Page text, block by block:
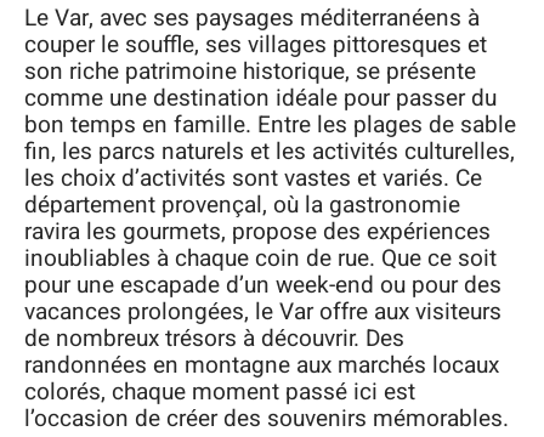
Le Var, avec ses paysages méditerranéens à
couper le souffle, ses villages pittoresques et
son riche patrimoine historique, se présente
comme une destination idéale pour passer du
bon temps en famille. Entre les plages de sable
fin, les parcs naturels et les activités culturelles,
les choix d’activités sont vastes et variés. Ce
département provençal, où la gastronomie
ravira les gourmets, propose des expériences
inoubliables à chaque coin de rue. Que ce soit
pour une escapade d’un week-end ou pour des
vacances prolongées, le Var offre aux visiteurs
de nombreux trésors à découvrir. Des
randonnées en montagne aux marchés locaux
colorés, chaque moment passé ici est
l’occasion de créer des souvenirs mémorables.